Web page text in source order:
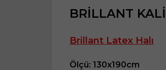
BRİLLANT
Brillant Latex Halı
Ölçü: 130x190cm